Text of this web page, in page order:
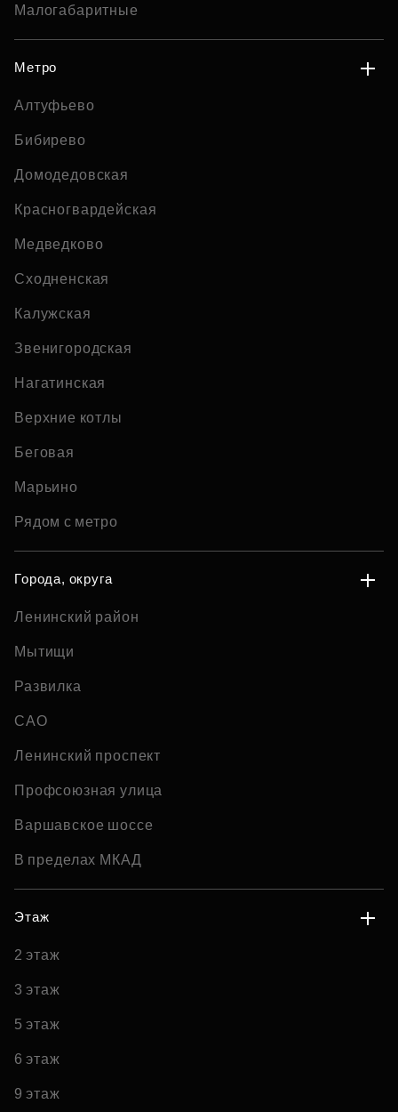
Малогабаритные
Метро
Алтуфьево
Бибирево
Домодедовская
Красногвардейская
Медведково
Сходненская
Калужская
Звенигородская
Нагатинская
Верхние котлы
Беговая
Марьино
Рядом с метро
Города, округа
Ленинский район
Мытищи
Развилка
САО
Ленинский проспект
Профсоюзная улица
Варшавское шоссе
В пределах МКАД
Этаж
2 этаж
3 этаж
5 этаж
6 этаж
9 этаж